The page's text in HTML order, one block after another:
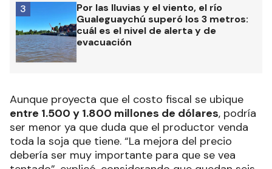
Por las lluvias y el viento, el río
Gualeguaychú superó los 3 metros:
cuál es el nivel de alerta y de
evacuación
3
Aunque proyecta que el costo fiscal se ubique
entre 1.500 y 1.800 millones de dólares, podría
ser menor ya que duda que el productor venda
toda la soja que tiene. “La mejora del precio
debería ser muy importante para que se vea